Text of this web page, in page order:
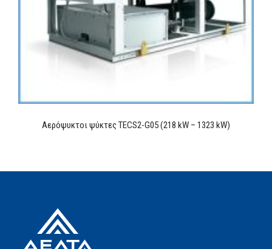
Αερόψυκτοι ψύκτες TECS2-G05 (218 kW – 1323 kW)